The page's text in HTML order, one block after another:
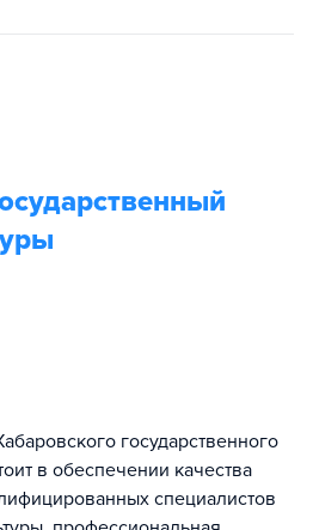
государственного
в обеспечении качества
специалистов